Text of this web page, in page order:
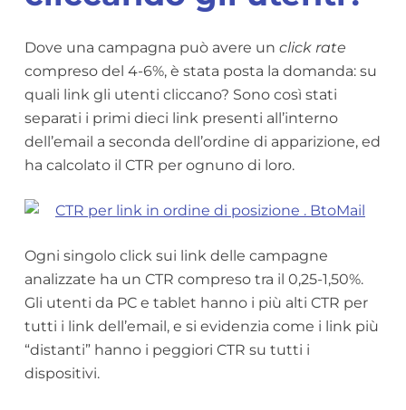
Dove una campagna può avere un click rate
compreso del 4-6%, è stata posta la domanda: su
quali link gli utenti cliccano? Sono così stati
separati i primi dieci link presenti all’interno
dell’email a seconda dell’ordine di apparizione, ed
ha calcolato il CTR per ognuno di loro.
Ogni singolo click sui link delle campagne
analizzate ha un CTR compreso tra il 0,25-1,50%.
Gli utenti da PC e tablet hanno i più alti CTR per
tutti i link dell’email, e si evidenzia come i link più
“distanti” hanno i peggiori CTR su tutti i
dispositivi.